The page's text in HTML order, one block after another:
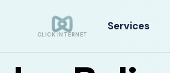
CLICK INTERNET
Services